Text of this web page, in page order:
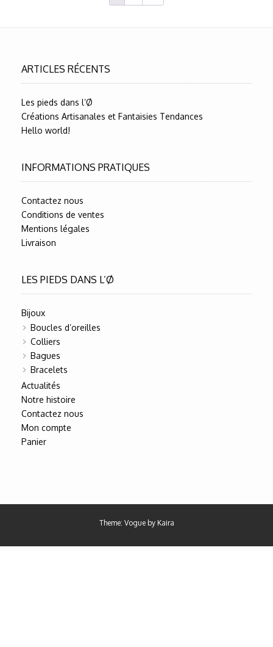
ARTICLES RÉCENTS
Les pieds dans l’Ø
Créations Artisanales et Fantaisies Tendances
Hello world!
INFORMATIONS PRATIQUES
Contactez nous
Conditions de ventes
Mentions légales
Livraison
LES PIEDS DANS L’Ø
Bijoux
Boucles d’oreilles
Colliers
Bagues
Bracelets
Actualités
Notre histoire
Contactez nous
Mon compte
Panier
Theme: Vogue by Kaira